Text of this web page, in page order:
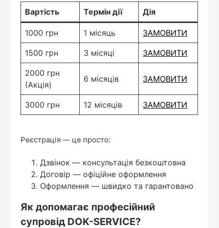
Вартість Термін дії Дія
1000 грн 1 місяць ЗАМОВИТИ
1500 грн 3 місяці ЗАМОВИТИ
2000 грн
(Акція)
6 місяців ЗАМОВИТИ
3000 грн 12 місяців ЗАМОВИТИ
Реєстрація — це просто:
Дзвінок — консультація безкоштовна
Договір — офіційне оформлення
Оформлення — швидко та гарантовано
Як допомагає професійний
супровід DOK-SERVICE?